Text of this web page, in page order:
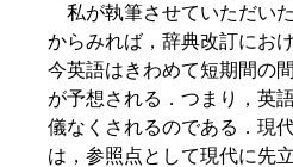
私が執筆させていただい
からみれば，辞典改訂にお
今英語はきわめて短期間の
が予想される．つまり，英
儀なくされるのである．現
は，参照点として現代に先